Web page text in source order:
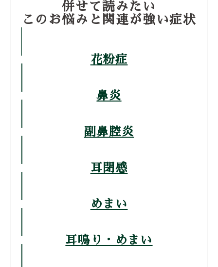
併せて読みたい
このお悩みと関連が強い症状
花粉症
鼻炎
副鼻腔炎
耳閉感
めまい
耳鳴り・めまい